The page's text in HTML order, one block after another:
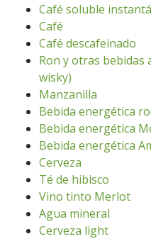
Café soluble
Café
Café descafeinado
Ron y otras bebidas
wisky)
Manzanilla
Bebida energética
Bebida energética
Bebida energética
Cerveza
Té de hibisco
Vino tinto Merlot
Agua mineral
Cerveza light